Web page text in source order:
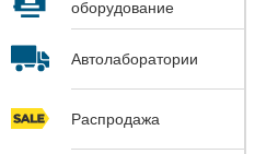
оборудование
Автолаборатории
Распродажа